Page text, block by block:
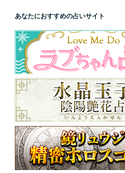
あなたにおすすめの占いサイト